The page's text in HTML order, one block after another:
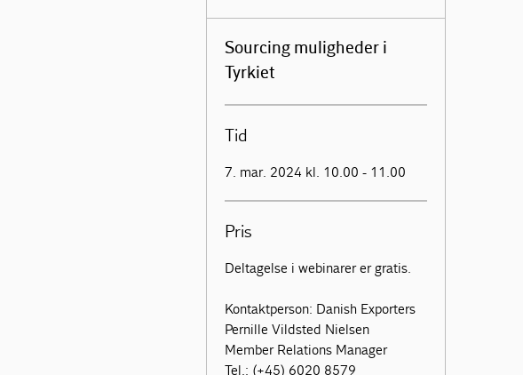
Sourcing muligheder i
Tyrkiet
Tid
7. mar. 2024 kl. 10.00 - 11.00
Pris
Deltagelse i webinarer er gratis.
Kontaktperson: Danish Exporters
Pernille Vildsted Nielsen
Member Relations Manager
Tel.: (+45) 6020 8579